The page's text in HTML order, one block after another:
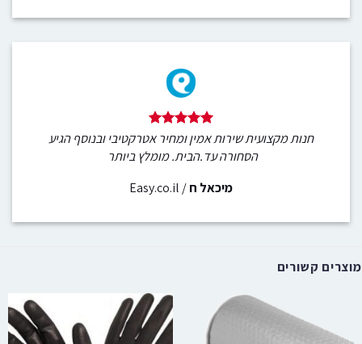
חנות מקצועית שירות אמין ומחיר אטרקטיבי ובנוסף הגיע
הסחורה עד.הבית. מומלץ ביותר
מיכאל ח/
Easy.co.il
מוצרים קשורים